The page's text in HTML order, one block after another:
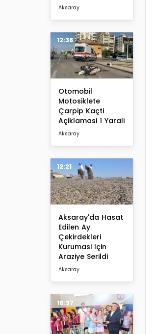
Aksaray
12:38
Otomobil
Motosiklete
Çarpip Kaçti
Açiklamasi 1 Yarali
Aksaray
12:21
Aksaray'da Hasat
Edilen Ay
Çekirdekleri
Kurumasi Için
Araziye Serildi
Aksaray
16:37